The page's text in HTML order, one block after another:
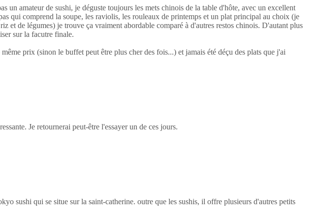
un amateur de sushi, je déguste toujours les mets chinois de la table d'hôte, avec un excellent
qui comprend la soupe, les raviolis, les rouleaux de printemps et un plat principal au choix (je
et de légumes) je trouve ça vraiment abordable comparé à d'autres restos chinois. D'autant plus
sur la facutre finale.
prix (sinon le buffet peut être plus cher des fois...) et jamais été déçu des plats que j'ai
Je retournerai peut-être l'essayer un de ces jours.
sushi qui se situe sur la saint-catherine. outre que les sushis, il offre plusieurs d'autres petits